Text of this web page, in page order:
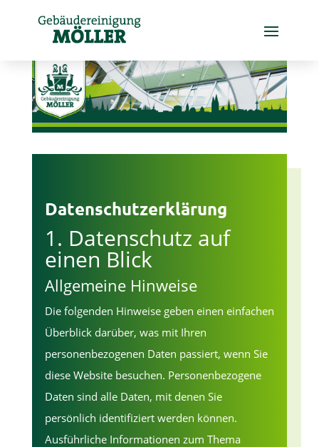
Datenschutz­erklärung
1. Datenschutz auf
einen Blick
Allgemeine Hinweise
Die folgenden Hinweise geben einen einfachen
Überblick darüber, was mit Ihren
personenbezogenen Daten passiert, wenn Sie
diese Website besuchen. Personenbezogene
Daten sind alle Daten, mit denen Sie
persönlich identifiziert werden können.
Ausführliche Informationen zum Thema